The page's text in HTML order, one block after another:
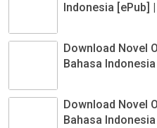
Indonesia [ePub] |
Download Novel
Bahasa Indonesia
Download Novel
Bahasa Indonesia